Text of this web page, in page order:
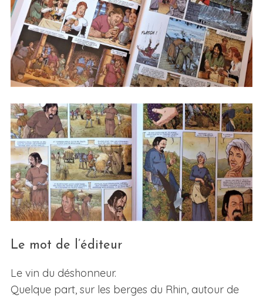
Le mot de l’éditeur
Le vin du déshonneur.
Quelque part, sur les berges du Rhin, autour de